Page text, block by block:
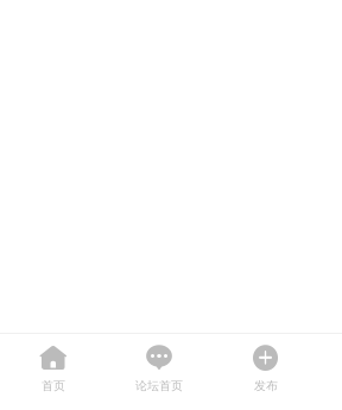
首页 论坛首页 发布